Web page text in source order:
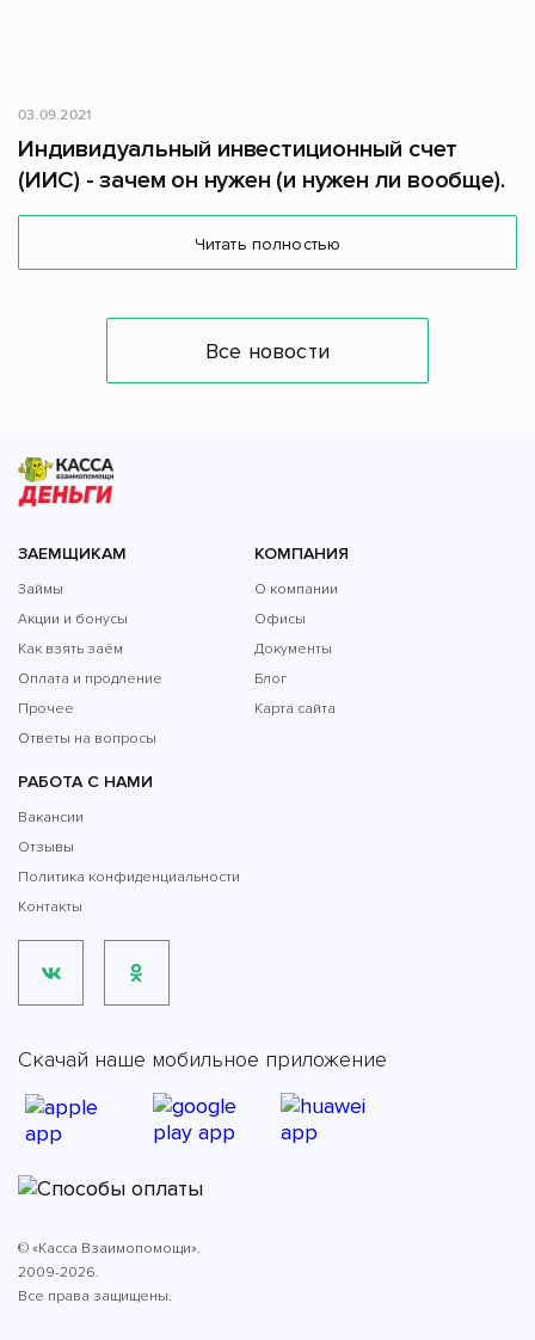
03.09.2021
Индивидуальный инвестиционный счет
(ИИС) - зачем он нужен (и нужен ли вообще).
Читать полностью
Все новости
ЗАЕМЩИКАМ
Займы
Акции и бонусы
Как взять заём
Оплата и продление
Прочее
Ответы на вопросы
КОМПАНИЯ
О компании
Офисы
Документы
Блог
Карта сайта
РАБОТА С НАМИ
Вакансии
Отзывы
Политика конфиденциальности
Контакты
Скачай наше мобильное приложение
© «Касса Взаимопомощи».
2009-2026.
Все права защищены.